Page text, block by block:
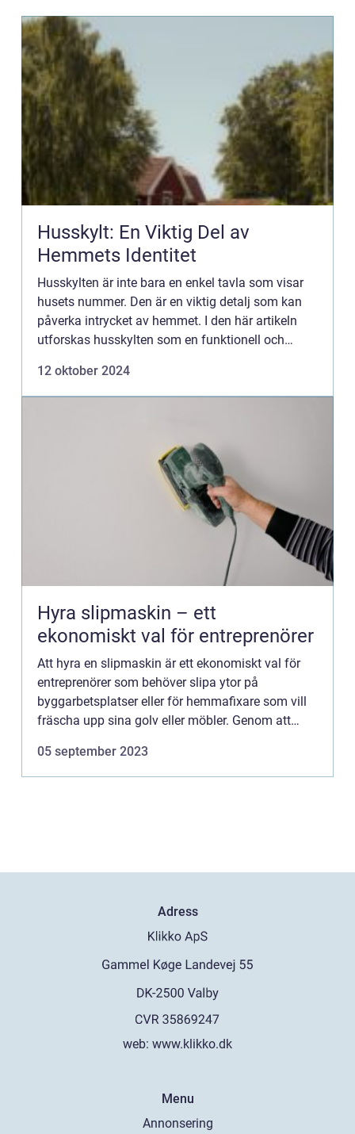
Husskylt: En Viktig Del av
Hemmets Identitet
Husskylten är inte bara en enkel tavla som visar
husets nummer. Den är en viktig detalj som kan
påverka intrycket av hemmet. I den här artikeln
utforskas husskylten som en funktionell och
12 oktober 2024
Hyra slipmaskin – ett
ekonomiskt val för entreprenörer
Att hyra en slipmaskin är ett ekonomiskt val för
entreprenörer som behöver slipa ytor på
byggarbetsplatser eller för hemmafixare som vill
fräscha upp sina golv eller möbler. Genom att
05 september 2023
Adress
web: www.klikko.dk
Menu
Annonsering